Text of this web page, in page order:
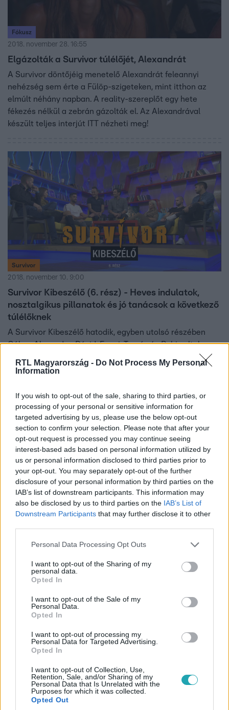
RTL Magyarország - Do Not Process My Personal
Information
If you wish to opt-out of the sale, sharing to third parties, or
processing of your personal or sensitive information for
targeted advertising by us, please use the below opt-out
section to confirm your selection. Please note that after your
opt-out request is processed you may continue seeing
interest-based ads based on personal information utilized by
us or personal information disclosed to third parties prior to
your opt-out. You may separately opt-out of the further
disclosure of your personal information by third parties on the
IAB’s list of downstream participants. This information may
also be disclosed by us to third parties on the IAB’s List of
Downstream Participants that may further disclose it to other
Please note that this website/app uses one or more Google
not limited to your visit or usage behaviour. You may click to
grant or deny consent to Google and its third-party tags to
use your data for below specified purposes in below Google
consent section.
Personal Data Processing Opt Outs
I want to opt-out of the Sharing of my
personal data.
Opted In
I want to opt-out of the Sale of my
Personal Data.
Opted In
I want to opt-out of processing my
Personal Data for Targeted Advertising.
Opted In
I want to opt-out of Collection, Use,
Retention, Sale, and/or Sharing of my
Personal Data that Is Unrelated with the
Purposes for which it was collected.
Opted Out
Fókusz
2018. november 28. 16:55
Elgázolták a Survivor túlélőjét, Alexandrát
A Survivor döntőjéig menetelő Alexandrát feleannyi
nehézség sem érte a Fülöp-szigeteken, mint itthon az
elmúlt néhány napban. A reality-szereplőt egy hete
fékezés nélkül a zebrán gázolták el. Az Alexandrával
készült teljes interjút ITT nézheti meg!
Survivor
2018. november 10. 9:00
Survivor Kibeszélő (6. rész) - Heves indulatok,
nosztalgikus pillanatok és jó tanácsok a következő
túlélőknek
A Survivor Kibeszélő hatodik, egyben utolsó részében
Gábor, Alexandra, Dávid, Fanni, Tamás és Robi voltak a
főszerkesztője, Katona Andor és Oláh Ákos moderálták. Ki
Milyen volt visszanézniük a tévében a szigeten töltött
napokat? Sikerült-e rendezniük a nézeteltéréseket? Mit
tanácsolnak a 2019-es Survivor jelentkezőinek? Többek
között ezekre a kérdésekre is választ kapsz, ha megnézed
a kibeszélő műsor évadzáró részét!
finalistával kapcsolatban!
Mi volt Fanni és Dávid célja, amikor belevágtak a
ezek a kérdések is megválaszolásra kerültek, valamint
Vera is tiszta vizet öntött a pohárba a két finalistával
kapcsolatban.